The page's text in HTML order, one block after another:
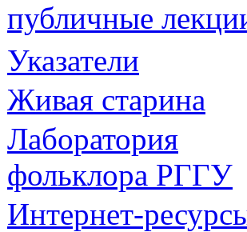
публичные
Указатели
Живая cтарина
Лаборатория
фольклора РГГУ
Интернет-